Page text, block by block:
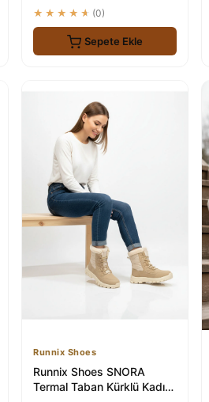
★★★★★ (0)
Sepete Ekle
Runnix Shoes
Runnix Shoes SNORA
Termal Taban Kürklü Kadın